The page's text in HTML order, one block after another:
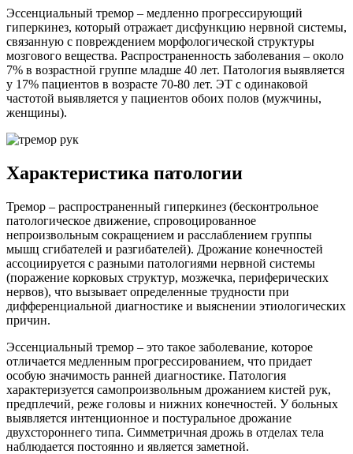
Эссенциальный тремор – медленно прогрессирующий
гиперкинез, который отражает дисфункцию нервной системы,
связанную с повреждением морфологической структуры
мозгового вещества. Распространенность заболевания – около
7% в возрастной группе младше 40 лет. Патология выявляется
у 17% пациентов в возрасте 70-80 лет. ЭТ с одинаковой
частотой выявляется у пациентов обоих полов (мужчины,
женщины).
Характеристика патологии
Тремор – распространенный гиперкинез (бесконтрольное
патологическое движение, спровоцированное
непроизвольным сокращением и расслаблением группы
мышц сгибателей и разгибателей). Дрожание конечностей
ассоциируется с разными патологиями нервной системы
(поражение корковых структур, мозжечка, периферических
нервов), что вызывает определенные трудности при
дифференциальной диагностике и выяснении этиологических
причин.
Эссенциальный тремор – это такое заболевание, которое
отличается медленным прогрессированием, что придает
особую значимость ранней диагностике. Патология
характеризуется самопроизвольным дрожанием кистей рук,
предплечий, реже головы и нижних конечностей. У больных
выявляется интенционное и постуральное дрожание
двухстороннего типа. Симметричная дрожь в отделах тела
наблюдается постоянно и является заметной.